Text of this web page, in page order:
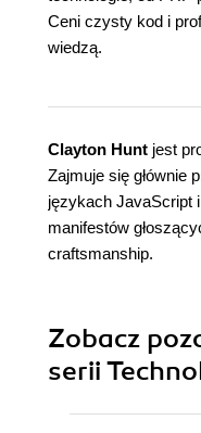
Ceni czysty kod i
wiedzą.
Clayton Hunt jest
Zajmuje się głównie
językach JavaScript
manifestów
craftsmanship.
Zobacz
serii